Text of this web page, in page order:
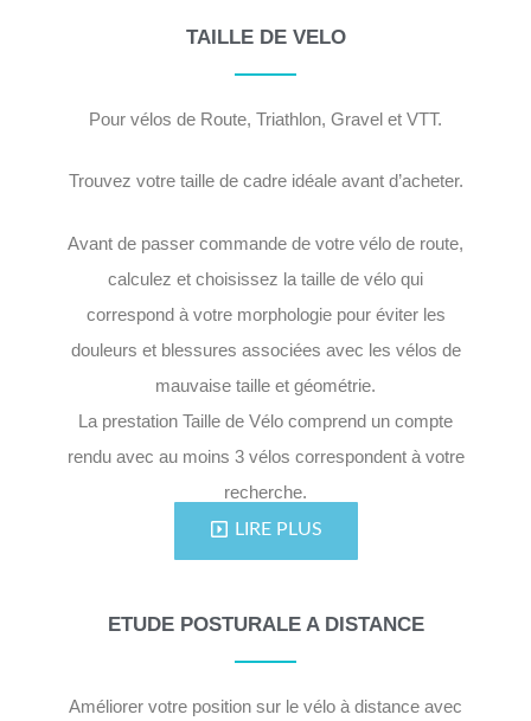
TAILLE DE VELO
Pour vélos de Route, Triathlon, Gravel et VTT.
Trouvez votre taille de cadre idéale avant d’acheter.
Avant de passer commande de votre vélo de route,
calculez et choisissez la taille de vélo qui
correspond à votre morphologie pour éviter les
douleurs et blessures associées avec les vélos de
mauvaise taille et géométrie.
La prestation Taille de Vélo comprend un compte
rendu avec au moins 3 vélos correspondent à votre
recherche.
LIRE PLUS
ETUDE POSTURALE A DISTANCE
Améliorer votre position sur le vélo à distance avec